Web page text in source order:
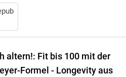
altern!: Fit bis 100 mit der
Formel - Longevity aus